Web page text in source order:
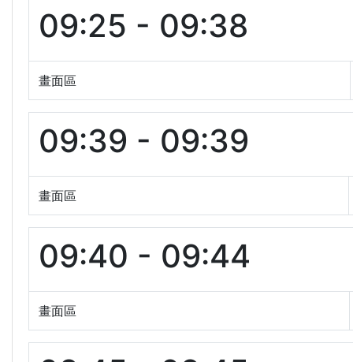
09:25 - 09:38
畫面區
09:39 - 09:39
畫面區
09:40 - 09:44
畫面區